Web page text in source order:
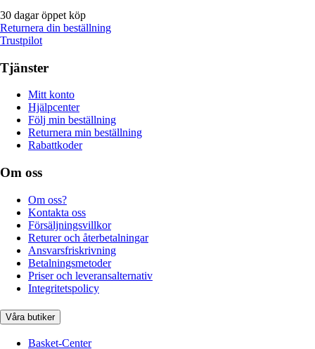
30 dagar öppet köp
Returnera din beställning
Trustpilot
Tjänster
Mitt konto
Hjälpcenter
Följ min beställning
Returnera min beställning
Rabattkoder
Om oss
Om oss?
Kontakta oss
Försäljningsvillkor
Returer och återbetalningar
Ansvarsfriskrivning
Betalningsmetoder
Priser och leveransalternativ
Integritetspolicy
Våra butiker
Basket-Center